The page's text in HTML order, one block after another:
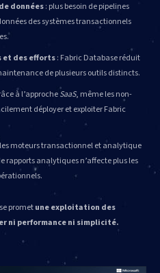
données: plus besoin de pipelines
des systèmes transactionnels
et des efforts: Fabric Database réduit
de plusieurs outils distincts.
à l’approcheSaaS, même les non-
déployer et exploiter Fabric
moteurs transactionnel et analytique
rapports analytiques n’affecte plus les
prometune exploitation des
ni performance ni simplicité.